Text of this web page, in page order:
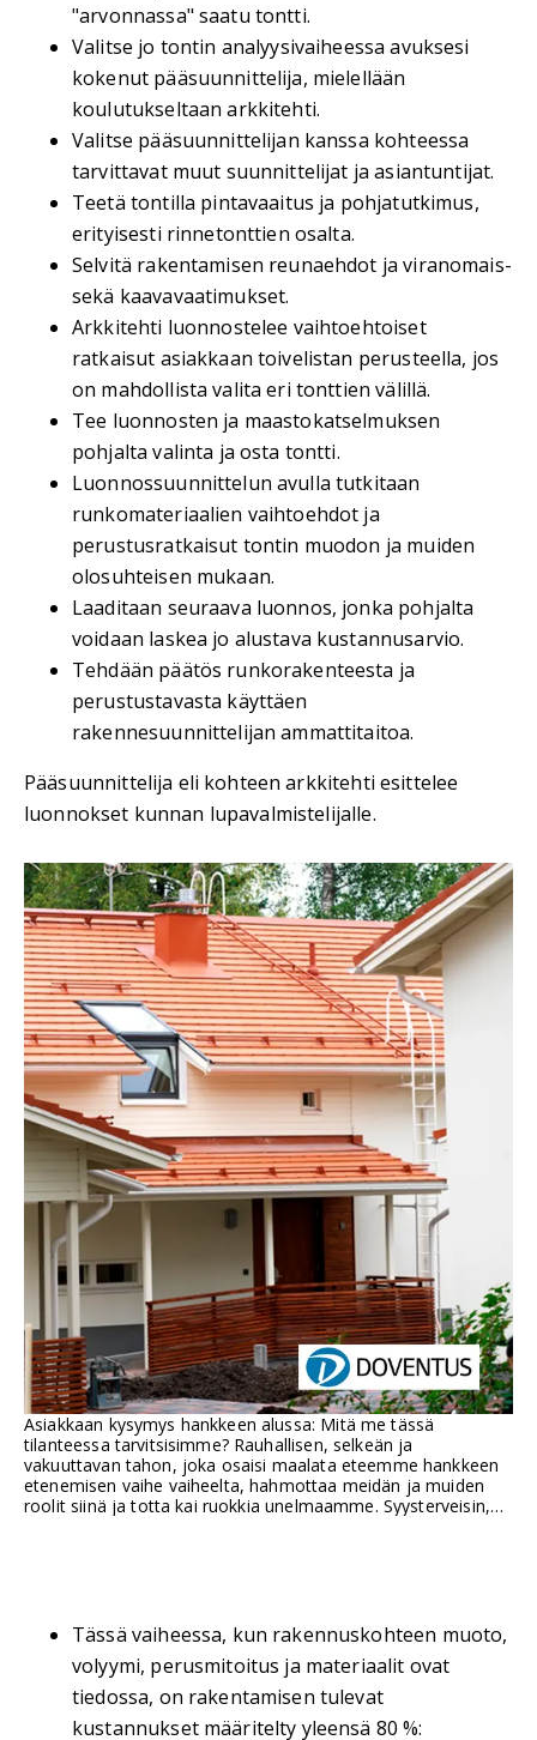
"arvonnassa" saatu tontti.
Valitse jo tontin analyysivaiheessa avuksesi
kokenut pääsuunnittelija, mielellään
koulutukseltaan arkkitehti.
Valitse pääsuunnittelijan kanssa kohteessa
tarvittavat muut suunnittelijat ja asiantuntijat.
Teetä tontilla pintavaaitus ja pohjatutkimus,
erityisesti rinnetonttien osalta.
Selvitä rakentamisen reunaehdot ja viranomais-
sekä kaavavaatimukset.
Arkkitehti luonnostelee vaihtoehtoiset
ratkaisut asiakkaan toivelistan perusteella, jos
on mahdollista valita eri tonttien välillä.
Tee luonnosten ja maastokatselmuksen
pohjalta valinta ja osta tontti.
Luonnossuunnittelun avulla tutkitaan
runkomateriaalien vaihtoehdot ja
perustusratkaisut tontin muodon ja muiden
olosuhteisen mukaan.
Laaditaan seuraava luonnos, jonka pohjalta
voidaan laskea jo alustava kustannusarvio.
Tehdään päätös runkorakenteesta ja
perustustavasta käyttäen
rakennesuunnittelijan ammattitaitoa.
Pääsuunnittelija eli kohteen arkkitehti esittelee
luonnokset kunnan lupavalmistelijalle.
Asiakkaan kysymys hankkeen alussa: Mitä me tässä
tilanteessa tarvitsisimme? Rauhallisen, selkeän ja
vakuuttavan tahon, joka osaisi maalata eteemme hankkeen
etenemisen vaihe vaiheelta, hahmottaa meidän ja muiden
roolit siinä ja totta kai ruokkia unelmaamme. Syysterveisin,
Tässä vaiheessa, kun rakennuskohteen muoto,
volyymi, perusmitoitus ja materiaalit ovat
tiedossa, on rakentamisen tulevat
kustannukset määritelty yleensä 80 %: